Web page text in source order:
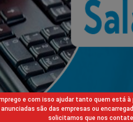
e com isso ajudar tanto quem
são das empresas ou
solicitamos que nos